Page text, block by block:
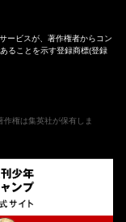
ービスが、著作権者からコン
ることを示す登録商標(登録
作権は集英社が保有しま